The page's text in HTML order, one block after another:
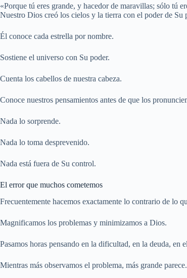
«Porque tú eres grande, y hacedor de maravillas; sólo tú
Nuestro Dios creó los cielos y la tierra con el poder de Su
Él conoce cada estrella por nombre.
Sostiene el universo con Su poder.
Cuenta los cabellos de nuestra cabeza.
Conoce nuestros pensamientos antes de que los
Nada lo sorprende.
Nada lo toma desprevenido.
Nada está fuera de Su control.
El error que muchos cometemos
Frecuentemente hacemos exactamente lo contrario de lo
Magnificamos los problemas y minimizamos a Dios.
Pasamos horas pensando en la dificultad, en la deuda,
Mientras más observamos el problema, más grande parece.